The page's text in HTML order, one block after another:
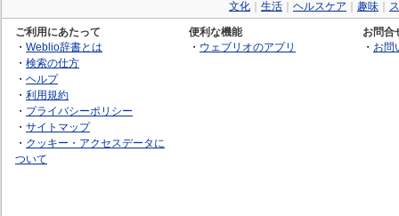
文化
生活 ヘルスケア 趣味
ご利用にあたって
・ Weblio辞書とは
・ 検索の仕方
・ ヘルプ
・ 利用規約
・ プライバシーポリシー
・ サイトマップ
・ クッキー・アクセスデータに
ついて
便利な機能
・ ウェブリオのアプリ
お問合
・ お問